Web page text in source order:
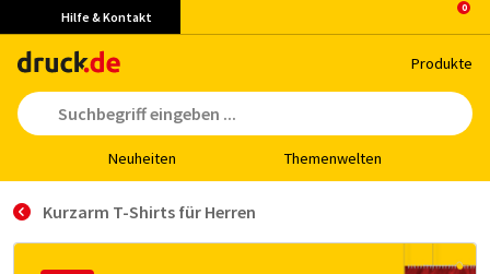
Hilfe & Kontakt
Pro­duk­te
Neu­hei­ten The­men­wel­ten
Kurzarm T-Shirts für Herren